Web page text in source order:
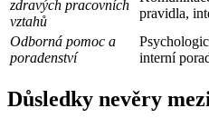
zdravých pracovních
vztahů
pravidla,
Odborná pomoc a
poradenství
interní
Důsledky nevěry